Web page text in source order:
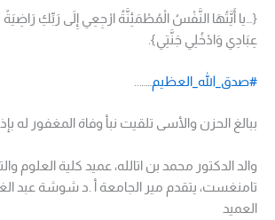
{…يا أَيَّتُهَا النَّفْسُ الْمُطْمَئِنَّةُ ارْجِعِي إِلَى رَبِّكِ
عِبَادِي وَادْخُلِي جَنَّتِي}.
#صدق_الله_العظيم
ببالغ الحزن والأسى تلقيت نبأ وفاة المغفور له
والد الدكتور محمد بن اتالله، عميد كلية العلوم
تامنغست، يتقدم مير الجامعة أ .د شوشة عبد
العميد